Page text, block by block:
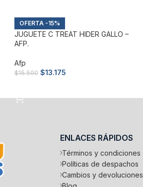
-15%
JUGUETE C TREAT HIDER GALLO –
AFP.
Afp
$15.500 $13.175
ENLACES RÁPIDOS
Términos y condiciones
Políticas de despachos
Cambios y devoluciones